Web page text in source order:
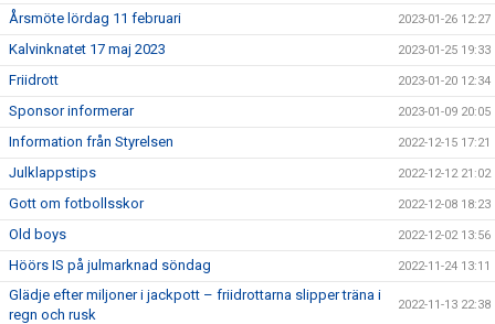
Årsmöte lördag 11 februari 2023-01-26 12:27
Kalvinknatet 17 maj 2023 2023-01-25 19:33
Friidrott 2023-01-20 12:34
Sponsor informerar 2023-01-09 20:05
Information från Styrelsen 2022-12-15 17:21
Julklappstips 2022-12-12 21:02
Gott om fotbollsskor 2022-12-08 18:23
Old boys 2022-12-02 13:56
Höörs IS på julmarknad söndag 2022-11-24 13:11
Glädje efter miljoner i jackpott – friidrottarna slipper träna i
regn och rusk
2022-11-13 22:38